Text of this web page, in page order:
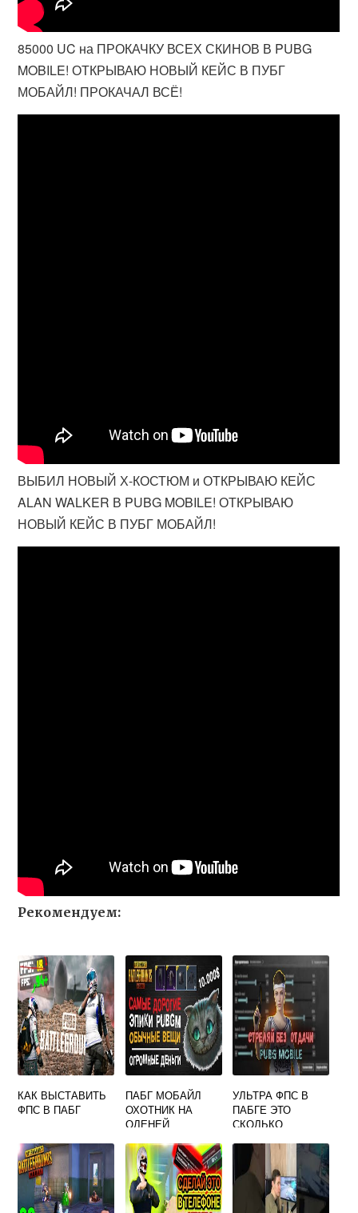
85000 UC на ПРОКАЧКУ ВСЕХ СКИНОВ В PUBG
MOBILE! ОТКРЫВАЮ НОВЫЙ КЕЙС В ПУБГ
МОБАЙЛ! ПРОКАЧАЛ ВСЁ!
ВЫБИЛ НОВЫЙ Х-КОСТЮМ и ОТКРЫВАЮ КЕЙС
ALAN WALKER В PUBG MOBILE! ОТКРЫВАЮ
НОВЫЙ КЕЙС В ПУБГ МОБАЙЛ!
Рекомендуем:
КАК ВЫСТАВИТЬ
ФПС В ПАБГ
ПАБГ МОБАЙЛ
ОХОТНИК НА
ОЛЕНЕЙ
УЛЬТРА ФПС В
ПАБГЕ ЭТО
СКОЛЬКО